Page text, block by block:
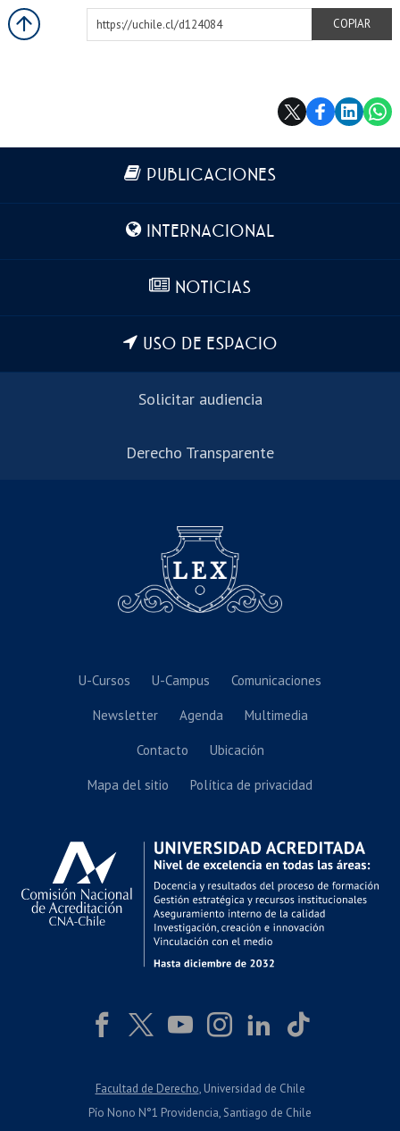
https://uchile.cl/d124084
COPIAR
Más información
PUBLICACIONES
INTERNACIONAL
NOTICIAS
USO DE ESPACIO
Solicitar audiencia
Derecho Transparente
U-Cursos U-Campus Comunicaciones
Newsletter Agenda Multimedia
Contacto Ubicación
Mapa del sitio Política de privacidad
Facultad de Derecho, Universidad de Chile
Pío Nono N°1 Providencia, Santiago de Chile